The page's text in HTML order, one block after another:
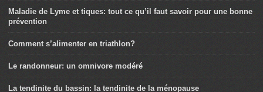
Maladie de Lyme et tiques: tout ce qu’il faut savoir pour une bonne
prévention
Comment s’alimenter en triathlon?
Le randonneur: un omnivore modéré
La tendinite du bassin: la tendinite de la ménopause